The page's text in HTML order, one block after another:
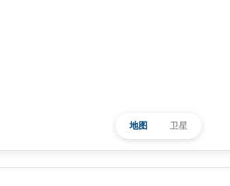
地图 卫星